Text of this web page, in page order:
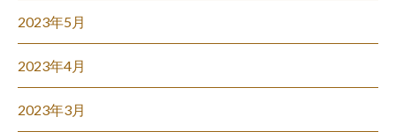
2023年5月
2023年4月
2023年3月